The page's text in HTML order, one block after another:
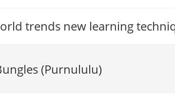
trends new learning
(Purnululu)